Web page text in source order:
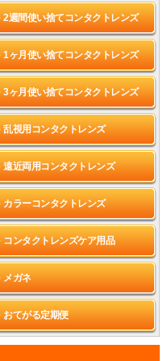
2週間使い捨てコンタクトレンズ
1ヶ月使い捨てコンタクトレンズ
3ヶ月使い捨てコンタクトレンズ
乱視用コンタクトレンズ
遠近両用コンタクトレンズ
カラーコンタクトレンズ
コンタクトレンズケア用品
メガネ
おてがる定期便